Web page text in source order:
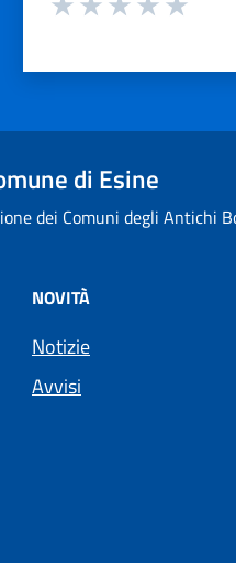
di Esine
dei Comuni degli Antichi
NOVITÀ
Notizie
Avvisi